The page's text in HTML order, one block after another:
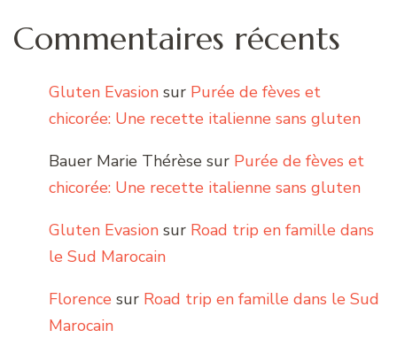
Commentaires récents
Gluten Evasion sur Purée de fèves et
chicorée: Une recette italienne sans gluten
Bauer Marie Thérèse sur Purée de fèves et
chicorée: Une recette italienne sans gluten
Gluten Evasion sur Road trip en famille dans
le Sud Marocain
Florence sur Road trip en famille dans le Sud
Marocain